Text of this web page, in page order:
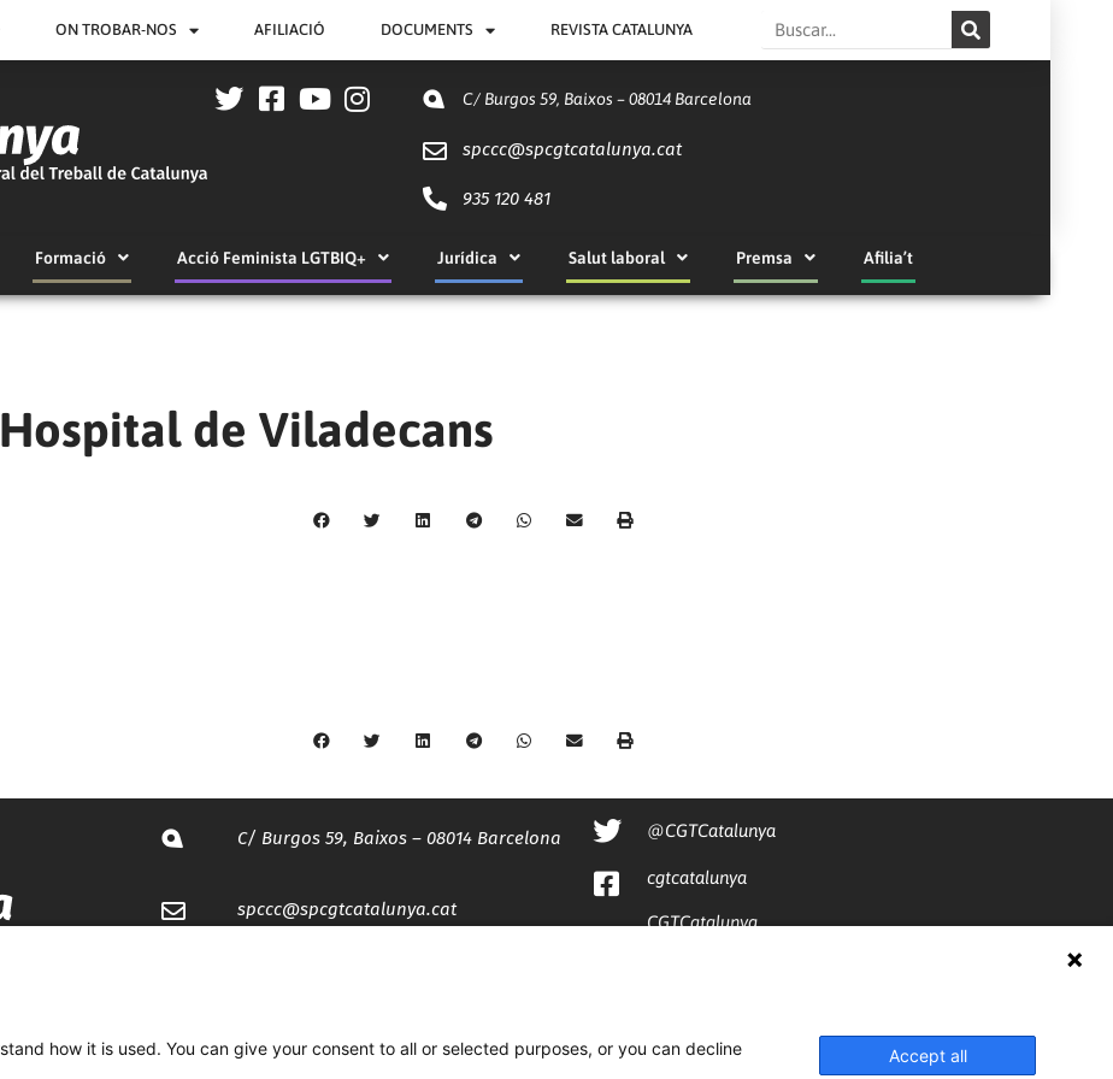
ON TROBAR-NOS AFILIACIÓ DOCUMENTS REVISTA CATALUNYA Search
C/ Burgos 59, Baixos – 08014 Barcelona
spccc@spcgtcatalunya.cat
935 120 481
Formació Acció Feminista LGTBIQ+ Jurídica Salut laboral Premsa Afilia’t
de Viladecans
C/ Burgos 59, Baixos – 08014 Barcelona
spccc@spcgtcatalunya.cat
@CGTCatalunya
cgtcatalunya
CGTCatalunya
how it is used. You can give your consent to all or selected purposes, or you can decline
Accept all